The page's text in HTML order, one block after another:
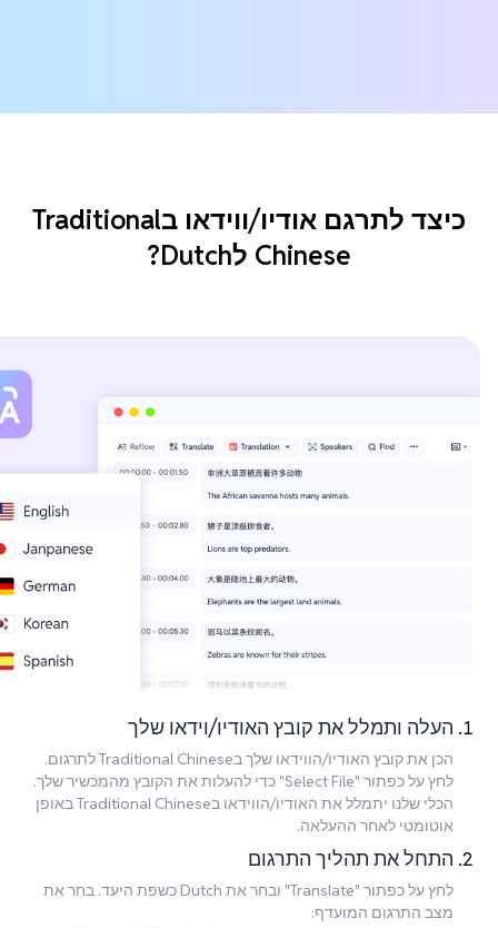
כיצד לתרגם אודיו/ווידאו בTraditional
Chinese לDutch?
העלה ותמלל את קובץ האודיו/וידאו שלך
הכן את קובץ האודיו/הווידאו שלך בTraditional Chinese לתרגום.
לחץ על כפתור "Select File" כדי להעלות את הקובץ מהמכשיר שלך.
הכלי שלנו יתמלל את האודיו/הווידאו בTraditional Chinese באופן
אוטומטי לאחר ההעלאה.
התחל את תהליך התרגום
לחץ על כפתור "Translate" ובחר את Dutch כשפת היעד. בחר את
מצב התרגום המועדף: